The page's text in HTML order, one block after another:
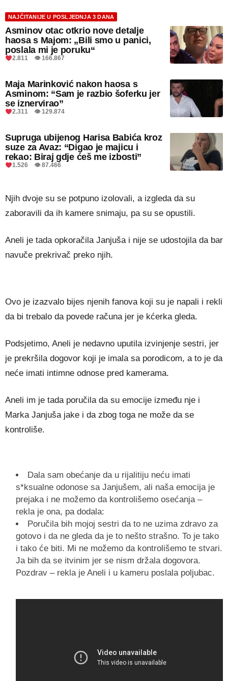
NAJČITANIJE U POSLJEDNJA 3 DANA
Asminov otac otkrio nove detalje
haosa s Majom: „Bili smo u panici,
poslala mi je poruku“
2.811 👁 166.867
Maja Marinković nakon haosa s
Asminom: “Sam je razbio šoferku jer
se iznervirao”
2.311 👁 129.874
Supruga ubijenog Harisa Babića kroz
suze za Avaz: “Digao je majicu i
rekao: Biraj gdje ćeš me izbosti”
1.526 👁 87.466
Njih dvoje su se potpuno izolovali, a izgleda da su
zaboravili da ih kamere snimaju, pa su se opustili.
Aneli je tada opkoračila Janjuša i nije se udostojila da bar
navuče prekrivač preko njih.
Ovo je izazvalo bijes njenih fanova koji su je napali i rekli
da bi trebalo da povede računa jer je kćerka gleda.
Podsjetimo, Aneli je nedavno uputila izvinjenje sestri, jer
je prekršila dogovor koji je imala sa porodicom, a to je da
neće imati intimne odnose pred kamerama.
Aneli im je tada poručila da su emocije između nje i
Marka Janjuša jake i da zbog toga ne može da se
kontroliše.
Dala sam obećanje da u rijalitiju neću imati
s*ksualne odonose sa Janjušem, ali naša emocija je
prejaka i ne možemo da kontrolišemo osećanja –
rekla je ona, pa dodala:
Poručila bih mojoj sestri da to ne uzima zdravo za
gotovo i da ne gleda da je to nešto strašno. To je tako
i tako će biti. Mi ne možemo da kontrolišemo te stvari.
Ja bih da se itvinim jer se nism držala dogovora.
Pozdrav – rekla je Aneli i u kameru poslala poljubac.